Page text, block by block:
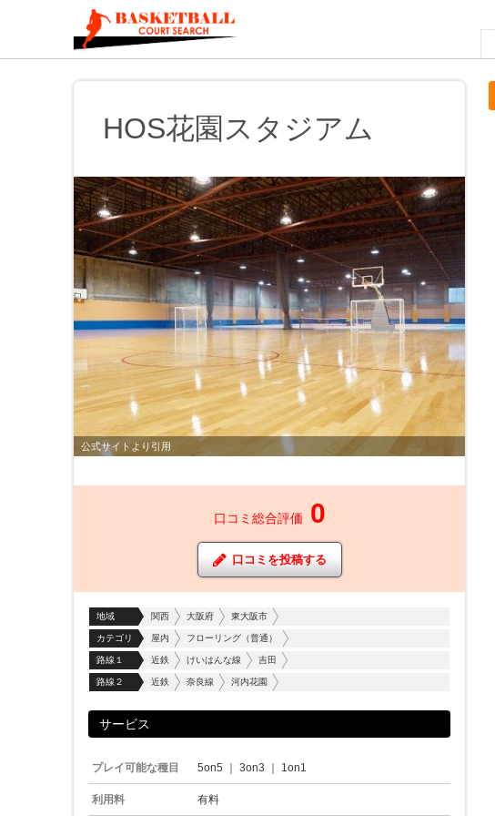
HOS花園スタジアム
公式サイトより引用
口コミ総合評価 0
口コミを投稿する
地域 関西 大阪府 東大阪市
カテゴリ 屋内 フローリング（普通）
路線１ 近鉄 けいはんな線 吉田
路線２ 近鉄 奈良線 河内花園
サービス
プレイ可能な種目 5on5 3on3 1on1
利用料 有料